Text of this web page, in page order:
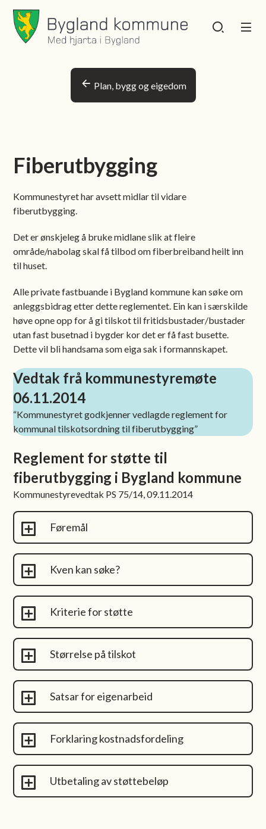
Bygland kommune
Plan, bygg og eigedom
Fiberutbygging
Kommunestyret har avsett midlar til vidare
fiberutbygging.
Det er ønskjeleg å bruke midlane slik at fleire
område/nabolag skal få tilbod om fiberbreiband heilt inn
til huset.
Alle private fastbuande i Bygland kommune kan søke om
anleggsbidrag etter dette reglementet. Ein kan i særskilde
høve opne opp for å gi tilskot til fritidsbustader/bustader
utan fast busetnad i bygder kor det er få fast busette.
Dette vil bli handsama som eiga sak i formannskapet.
Vedtak frå kommunestyremøte
06.11.2014
“Kommunestyret godkjenner vedlagde reglement for
kommunal tilskotsordning til fiberutbygging”
Reglement for støtte til
fiberutbygging i Bygland kommune
Kommunestyrevedtak PS 75/14, 09.11.2014
Føremål
Kven kan søke?
Kriterie for støtte
Størrelse på tilskot
Satsar for eigenarbeid
Forklaring kostnadsfordeling
Utbetaling av støttebeløp